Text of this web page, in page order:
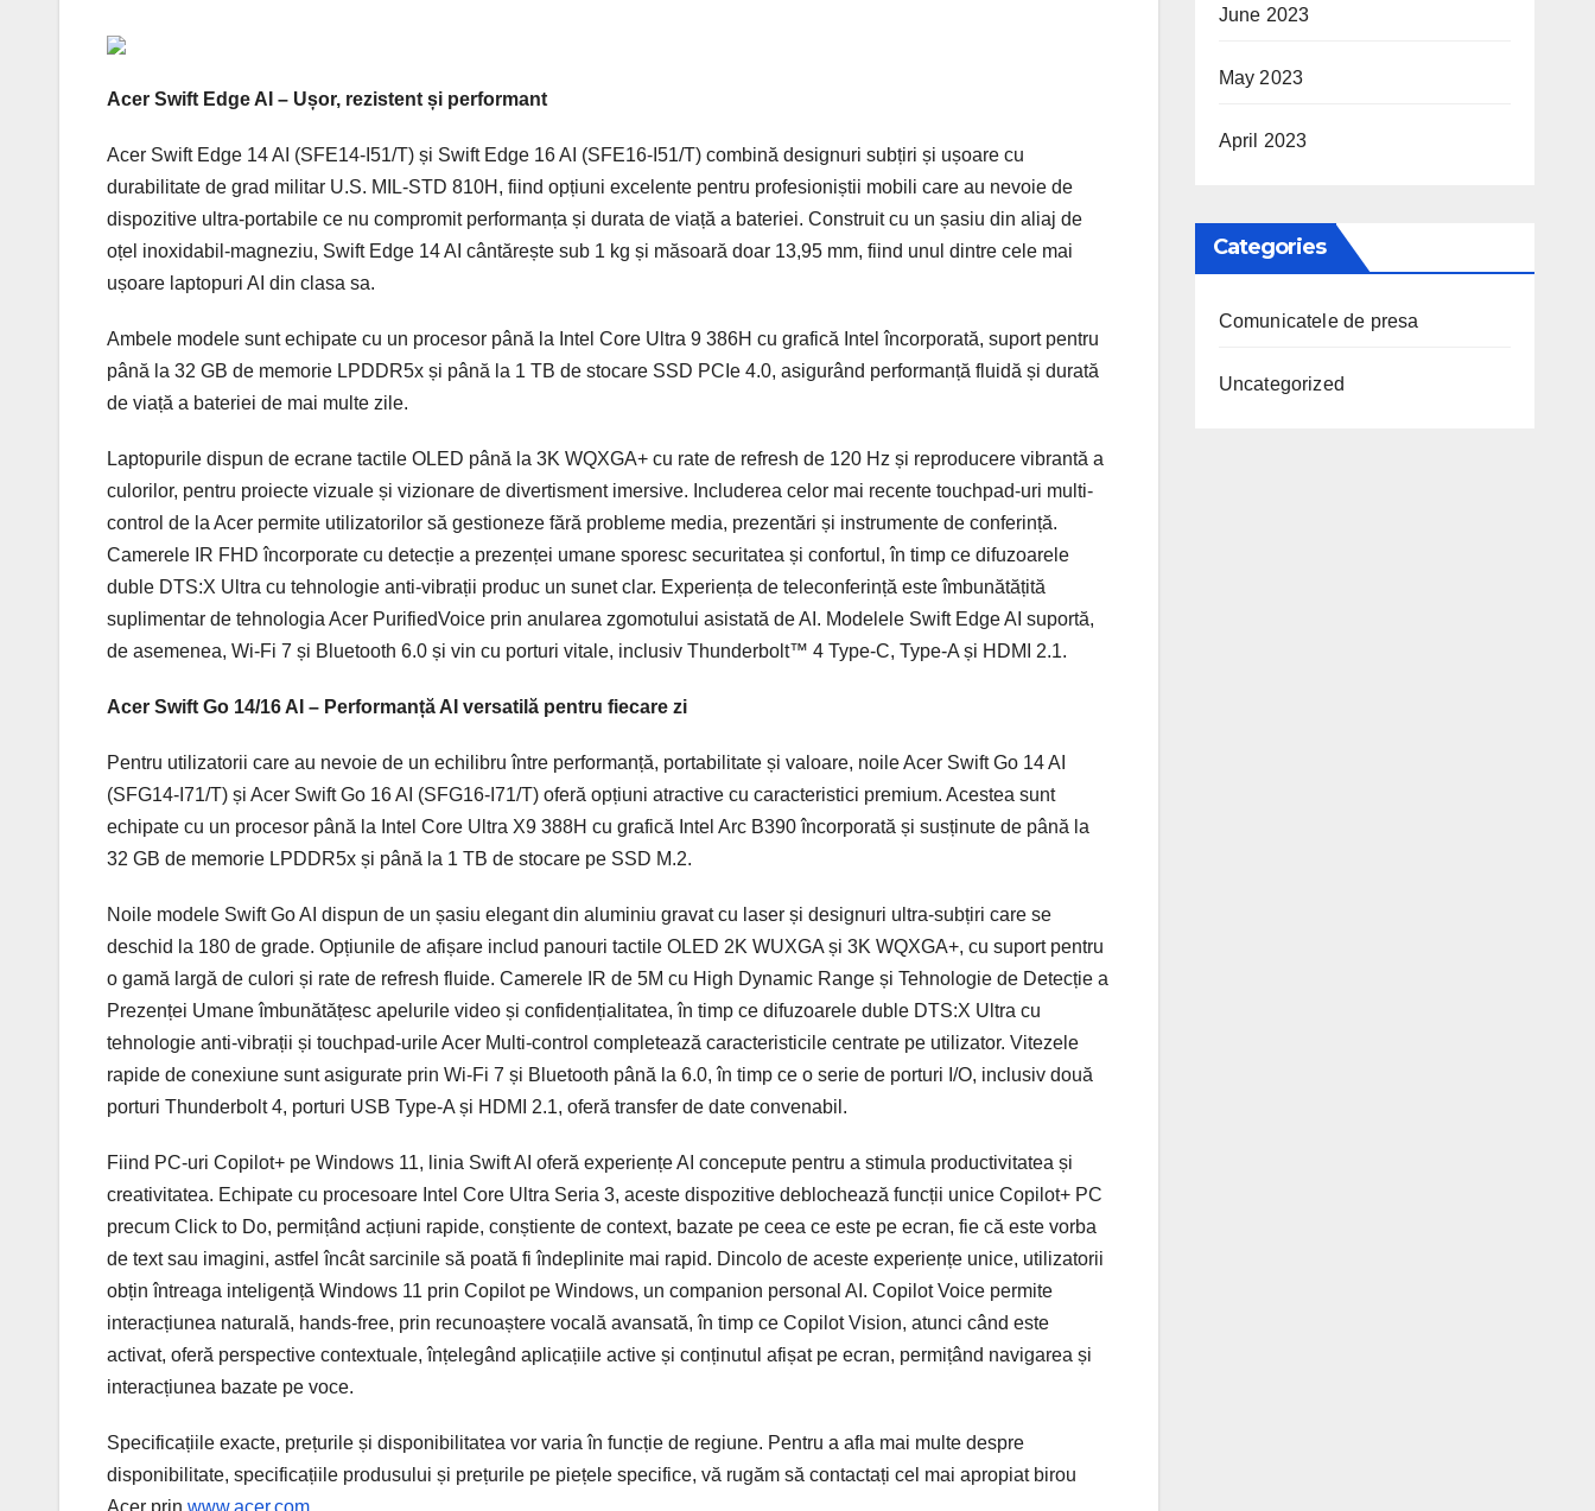
Acer Swift Edge AI – Ușor, rezistent și performant
Acer Swift Edge 14 AI (SFE14-I51/T) și Swift Edge 16 AI (SFE16-I51/T) combină designuri subțiri și ușoare cu
durabilitate de grad militar U.S. MIL-STD 810H, fiind opțiuni excelente pentru profesioniștii mobili care au nevoie de
dispozitive ultra-portabile ce nu compromit performanța și durata de viață a bateriei. Construit cu un șasiu din aliaj de
oțel inoxidabil-magneziu, Swift Edge 14 AI cântărește sub 1 kg și măsoară doar 13,95 mm, fiind unul dintre cele mai
ușoare laptopuri AI din clasa sa.
Ambele modele sunt echipate cu un procesor până la Intel Core Ultra 9 386H cu grafică Intel încorporată, suport pentru
până la 32 GB de memorie LPDDR5x și până la 1 TB de stocare SSD PCIe 4.0, asigurând performanță fluidă și durată
de viață a bateriei de mai multe zile.
Laptopurile dispun de ecrane tactile OLED până la 3K WQXGA+ cu rate de refresh de 120 Hz și reproducere vibrantă a
culorilor, pentru proiecte vizuale și vizionare de divertisment imersive. Includerea celor mai recente touchpad-uri multi-
control de la Acer permite utilizatorilor să gestioneze fără probleme media, prezentări și instrumente de conferință.
Camerele IR FHD încorporate cu detecție a prezenței umane sporesc securitatea și confortul, în timp ce difuzoarele
duble DTS:X Ultra cu tehnologie anti-vibrații produc un sunet clar. Experiența de teleconferință este îmbunătățită
suplimentar de tehnologia Acer PurifiedVoice prin anularea zgomotului asistată de AI. Modelele Swift Edge AI suportă,
de asemenea, Wi-Fi 7 și Bluetooth 6.0 și vin cu porturi vitale, inclusiv Thunderbolt™ 4 Type-C, Type-A și HDMI 2.1.
Acer Swift Go 14/16 AI – Performanță AI versatilă pentru fiecare zi
Pentru utilizatorii care au nevoie de un echilibru între performanță, portabilitate și valoare, noile Acer Swift Go 14 AI
(SFG14-I71/T) și Acer Swift Go 16 AI (SFG16-I71/T) oferă opțiuni atractive cu caracteristici premium. Acestea sunt
echipate cu un procesor până la Intel Core Ultra X9 388H cu grafică Intel Arc B390 încorporată și susținute de până la
32 GB de memorie LPDDR5x și până la 1 TB de stocare pe SSD M.2.
Noile modele Swift Go AI dispun de un șasiu elegant din aluminiu gravat cu laser și designuri ultra-subțiri care se
deschid la 180 de grade. Opțiunile de afișare includ panouri tactile OLED 2K WUXGA și 3K WQXGA+, cu suport pentru
o gamă largă de culori și rate de refresh fluide. Camerele IR de 5M cu High Dynamic Range și Tehnologie de Detecție a
Prezenței Umane îmbunătățesc apelurile video și confidențialitatea, în timp ce difuzoarele duble DTS:X Ultra cu
tehnologie anti-vibrații și touchpad-urile Acer Multi-control completează caracteristicile centrate pe utilizator. Vitezele
rapide de conexiune sunt asigurate prin Wi-Fi 7 și Bluetooth până la 6.0, în timp ce o serie de porturi I/O, inclusiv două
porturi Thunderbolt 4, porturi USB Type-A și HDMI 2.1, oferă transfer de date convenabil.
Fiind PC-uri Copilot+ pe Windows 11, linia Swift AI oferă experiențe AI concepute pentru a stimula productivitatea și
creativitatea. Echipate cu procesoare Intel Core Ultra Seria 3, aceste dispozitive deblochează funcții unice Copilot+ PC
precum Click to Do, permițând acțiuni rapide, conștiente de context, bazate pe ceea ce este pe ecran, fie că este vorba
de text sau imagini, astfel încât sarcinile să poată fi îndeplinite mai rapid. Dincolo de aceste experiențe unice, utilizatorii
obțin întreaga inteligență Windows 11 prin Copilot pe Windows, un companion personal AI. Copilot Voice permite
interacțiunea naturală, hands-free, prin recunoaștere vocală avansată, în timp ce Copilot Vision, atunci când este
activat, oferă perspective contextuale, înțelegând aplicațiile active și conținutul afișat pe ecran, permițând navigarea și
interacțiunea bazate pe voce.
Specificațiile exacte, prețurile și disponibilitatea vor varia în funcție de regiune. Pentru a afla mai multe despre
disponibilitate, specificațiile produsului și prețurile pe piețele specifice, vă rugăm să contactați cel mai apropiat birou
June 2023
May 2023
April 2023
Categories
Comunicatele de presa
Uncategorized